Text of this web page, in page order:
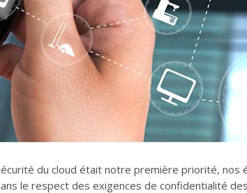
du cloud était notre première priorité, nos
le respect des exigences de confidentialité